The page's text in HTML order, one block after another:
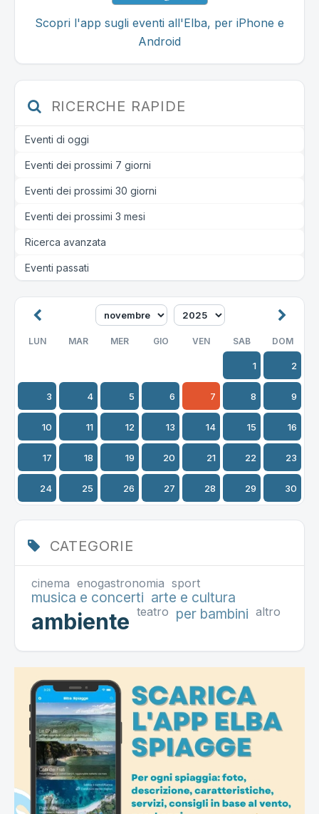
Scopri l'app sugli eventi all'Elba, per iPhone e
Android
RICERCHE RAPIDE
Eventi di oggi
Eventi dei prossimi 7 giorni
Eventi dei prossimi 30 giorni
Eventi dei prossimi 3 mesi
Ricerca avanzata
Eventi passati
LUN MAR MER GIO VEN SAB DOM
1 2
3 4 5 6 7 8 9
10 11 12 13 14 15 16
17 18 19 20 21 22 23
24 25 26 27 28 29 30
CATEGORIE
cinema enogastronomia sport
musica e concerti arte e cultura
ambiente teatro per bambini altro